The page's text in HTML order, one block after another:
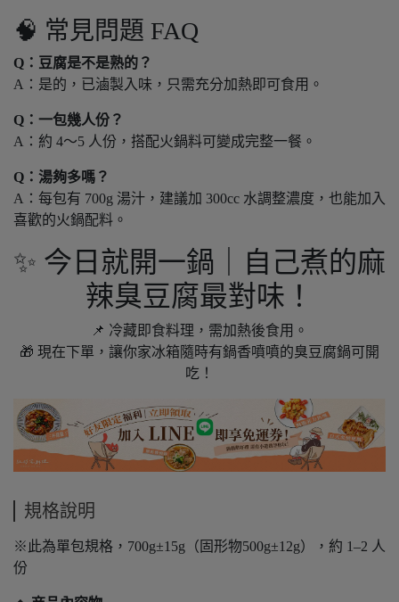
🧠 常見問題 FAQ
Q：豆腐是不是熟的？
A：是的，已滷製入味，只需充分加熱即可食用。
Q：一包幾人份？
A：約 4～5 人份，搭配火鍋料可變成完整一餐。
Q：湯夠多嗎？
A：每包有 700g 湯汁，建議加 300cc 水調整濃度，也能加入
喜歡的火鍋配料。
✨ 今日就開一鍋｜自己煮的麻
辣臭豆腐最對味！
📌 冷藏即食料理，需加熱後食用。
🎁 現在下單，讓你家冰箱隨時有鍋香噴噴的臭豆腐鍋可開
吃！
規格說明
※此為單包規格，700g±15g（固形物500g±12g），約 1–2 人
份